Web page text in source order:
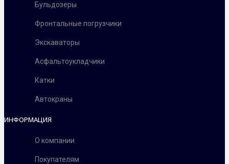
Бульдозеры
Фронтальные погрузчики
Экскаваторы
Асфальтоукладчики
Катки
Автокраны
ИНФОРМАЦИЯ
О компании
Покупателям